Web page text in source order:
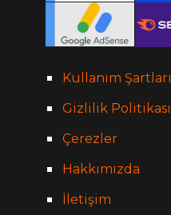
Kullanım Şartları
Gizlilik Politikası
Çerezler
Hakkımızda
İletişim